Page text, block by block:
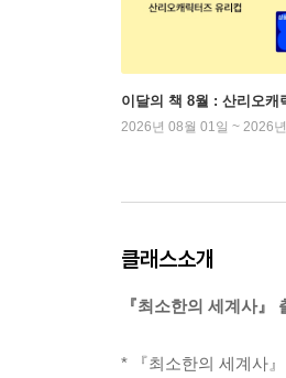
이달의 책 8월 : 산리오캐
2026년 08월 01일 ~ 2026
클래스소개
『최소한의 세계사
* 『최소한의 세계사